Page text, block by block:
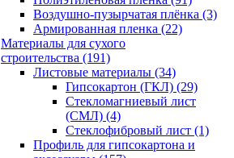
Воздушно-пузырчатая плёнка (3)
Армированная пленка (22)
Материалы для сухого
строительства (191)
Листовые материалы (34)
Гипсокартон (ГКЛ) (29)
Стекломагниевый лист
(СМЛ) (4)
Cтеклофибровый лист (1)
Профиль для гипсокартона и